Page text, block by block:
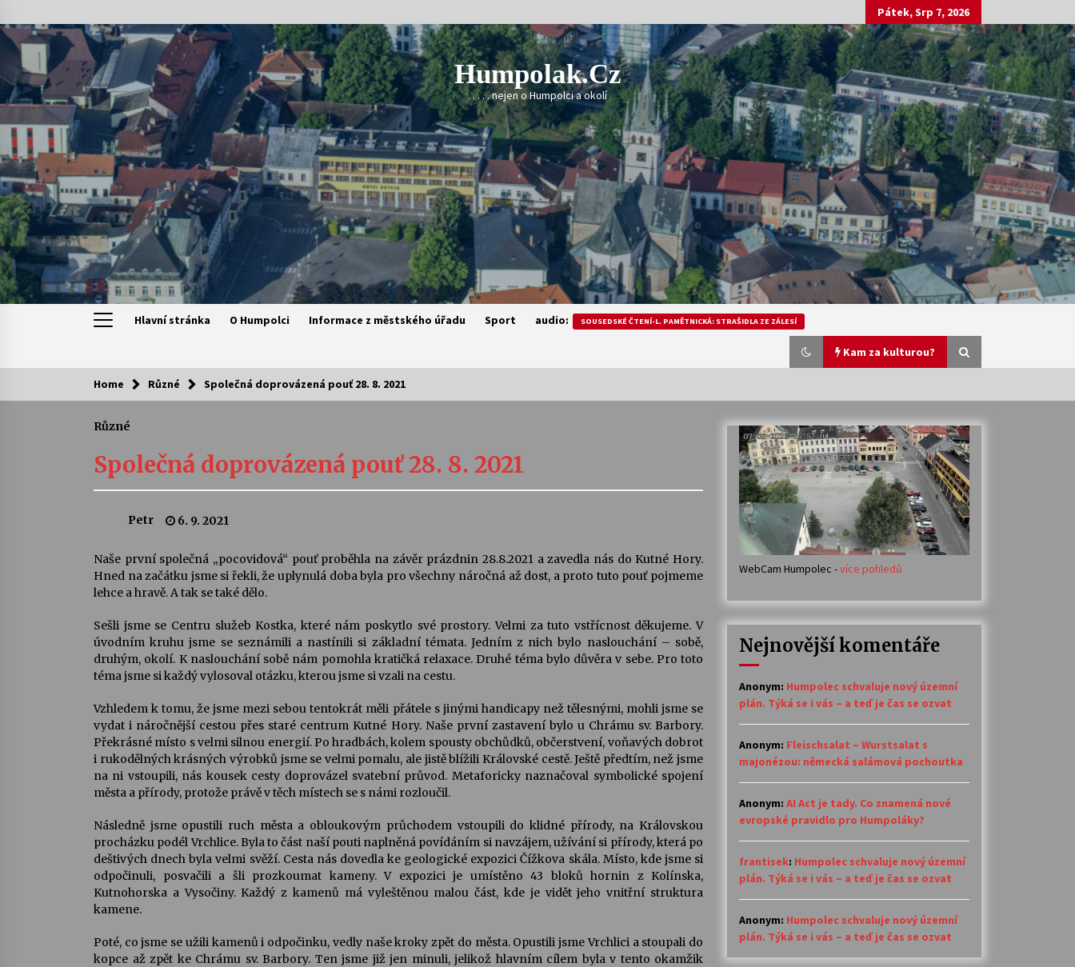
to
content
Pátek, Srp 7, 2026
Humpolak.cz
. . . . . nejen o Humpolci a okolí
Hlavní stránka O Humpolci Informace z městského úřadu Sport audio: SOUSEDSKÉ ČTENÍ-L. PAMĚTNICKÁ: STRAŠIDLA ZE ZÁLESÍ
Kam za kulturou?
Kam za kulturou?
Camerata a Sukuba Ensemble
4. 8. 2026
Stávám se kapkou
30. 7. 2026
Veselí muzikanti
30. 7. 2026
Pozvánka na integrační festival
Quijotova šedesátka: 28. 7.–1. 8.
28. 7. 2026
Votavžatský ploty
23. 7. 2026
Letní koncerty ve Stromovce: Rufus
22. 7. 2026
14. 7. 2026
Za kulturou kousek za Humpolec. V
Želivě ožije odkaz Josefa Čapka
Varhanní recitál Michala Novenka v
30. 6. 2026
Home Různé Společná doprovázená pouť 28. 8. 2021
Různé
Společná doprovázená pouť 28. 8. 2021
Petr 6. 9. 2021
Naše první společná „pocovidová“ pouť proběhla na závěr prázdnin 28.8.2021 a zavedla nás do Kutné Hory.
Hned na začátku jsme si řekli, že uplynulá doba byla pro všechny náročná až dost, a proto tuto pouť pojmeme
lehce a hravě. A tak se také dělo.
Sešli jsme se Centru služeb Kostka, které nám poskytlo své prostory. Velmi za tuto vstřícnost děkujeme. V
úvodním kruhu jsme se seznámili a nastínili si základní témata. Jedním z nich bylo naslouchání – sobě,
druhým, okolí. K naslouchání sobě nám pomohla kratičká relaxace. Druhé téma bylo důvěra v sebe. Pro toto
téma jsme si každý vylosoval otázku, kterou jsme si vzali na cestu.
Vzhledem k tomu, že jsme mezi sebou tentokrát měli přátele s jinými handicapy než tělesnými, mohli jsme se
vydat i náročnější cestou přes staré centrum Kutné Hory. Naše první zastavení bylo u Chrámu sv. Barbory.
Překrásné místo s velmi silnou energií. Po hradbách, kolem spousty obchůdků, občerstvení, voňavých dobrot
i rukodělných krásných výrobků jsme se velmi pomalu, ale jistě blížili Královské cestě. Ještě předtím, než jsme
na ni vstoupili, nás kousek cesty doprovázel svatební průvod. Metaforicky naznačoval symbolické spojení
města a přírody, protože právě v těch místech se s námi rozloučil.
Následně jsme opustili ruch města a obloukovým průchodem vstoupili do klidné přírody, na Královskou
procházku podél Vrchlice. Byla to část naší pouti naplněná povídáním si navzájem, užívání si přírody, která po
deštivých dnech byla velmi svěží. Cesta nás dovedla ke geologické expozici Čížkova skála. Místo, kde jsme si
odpočinuli, posvačili a šli prozkoumat kameny. V expozici je umístěno 43 bloků hornin z Kolínska,
Kutnohorska a Vysočiny. Každý z kamenů má vyleštěnou malou část, kde je vidět jeho vnitřní struktura
kamene.
Poté, co jsme se užili kamenů i odpočinku, vedly naše kroky zpět do města. Opustili jsme Vrchlici a stoupali do
kopce až zpět ke Chrámu sv. Barbory. Ten jsme již jen minuli, jelikož hlavním cílem byla v tento okamžik
WebCam Humpolec -více pohledů
Nejnovější komentáře
Anonym: Humpolec schvaluje nový územní
plán. Týká se i vás – a teď je čas se ozvat
Anonym: Fleischsalat – Wurstsalat s
majonézou: německá salámová pochoutka
Anonym: AI Act je tady. Co znamená nové
evropské pravidlo pro Humpoláky?
frantisek: Humpolec schvaluje nový územní
plán. Týká se i vás – a teď je čas se ozvat
Anonym: Humpolec schvaluje nový územní
plán. Týká se i vás – a teď je čas se ozvat